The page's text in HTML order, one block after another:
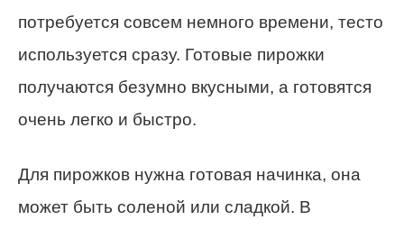
потребуется совсем немного времени, тесто
используется сразу. Готовые пирожки
получаются безумно вкусными, а готовятся
очень легко и быстро.
Для пирожков нужна готовая начинка, она
может быть соленой или сладкой. В